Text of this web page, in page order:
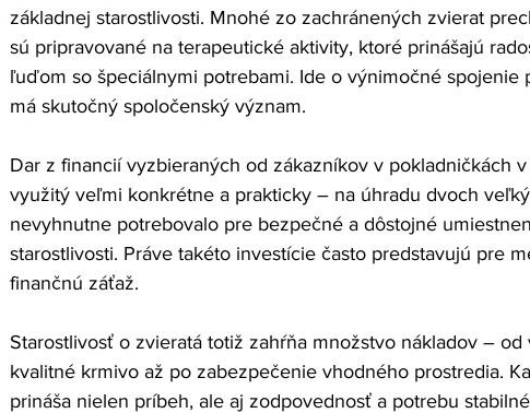
základnej starostlivosti. Mnohé zo zachránených zvierat
sú pripravované na terapeutické aktivity, ktoré prinášajú
ľuďom so špeciálnymi potrebami. Ide o výnimočné
má skutočný spoločenský význam.
Dar z financií vyzbieraných od zákazníkov v pokladničkách
využitý veľmi konkrétne a prakticky – na úhradu dvoch
nevyhnutne potrebovalo pre bezpečné a dôstojné
starostlivosti. Práve takéto investície často predstavujú pre
finančnú záťaž.
Starostlivosť o zvieratá totiž zahŕňa množstvo nákladov –
kvalitné krmivo až po zabezpečenie vhodného prostredia.
prináša nielen príbeh, ale aj zodpovednosť a potrebu